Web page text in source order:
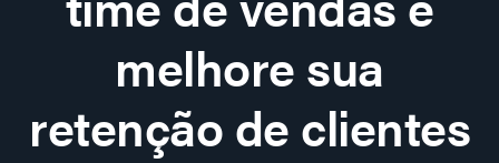
melhore sua
retenção de clientes